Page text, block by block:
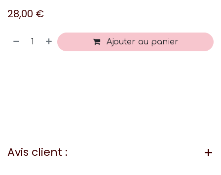
28,00 €
Ajouter au panier
Avis client :